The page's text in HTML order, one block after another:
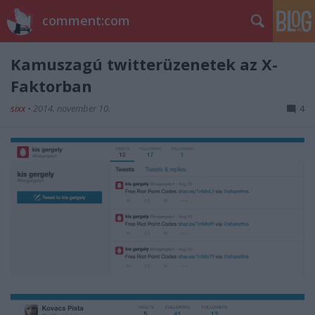
comment:com
Kamuszagú twitterüzenetek az X-
Faktorban
sixx • 2014. november 10. 4